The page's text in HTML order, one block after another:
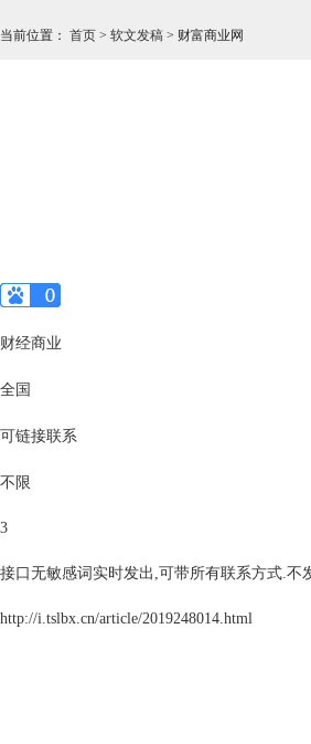
当前位置 ： 首页 > 软文发稿 > 财富商业网
财经商业
全国
可链接联系
不限
3
接口无敏感词实时发出,可带所有联系方式.不
http://i.tslbx.cn/article/2019248014.html